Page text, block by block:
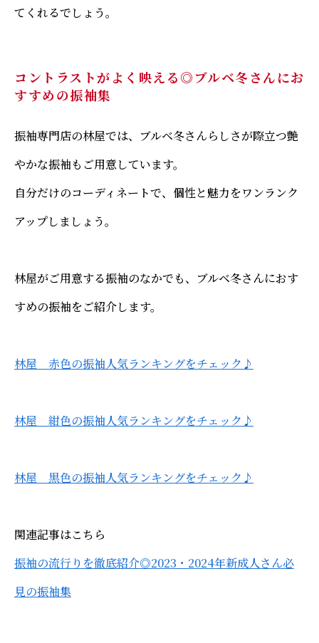
てくれるでしょう。
コントラストがよく映える◎ブルベ冬さんにお
すすめの振袖集
振袖専門店の林屋では、ブルベ冬さんらしさが際立つ艶
やかな振袖もご用意しています。
自分だけのコーディネートで、個性と魅力をワンランク
アップしましょう。
林屋がご用意する振袖のなかでも、ブルベ冬さんにおす
すめの振袖をご紹介します。
林屋 赤色の振袖人気ランキングをチェック♪
林屋 紺色の振袖人気ランキングをチェック♪
林屋 黒色の振袖人気ランキングをチェック♪
関連記事はこちら
振袖の流行りを徹底紹介◎2023・2024年新成人さん必
見の振袖集